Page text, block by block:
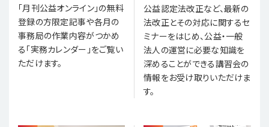
「月刊公益オンライン」の無料
登録の方限定記事や各月の
事務局の作業内容がつかめ
る「実務カレンダー」をご覧い
ただけます。
公益認定法改正など、最新の
法改正とその対応に関するセ
ミナーをはじめ、公益・一般
法人の運営に必要な知識を
深めることができる講習会の
情報をお受け取りいただけま
す。